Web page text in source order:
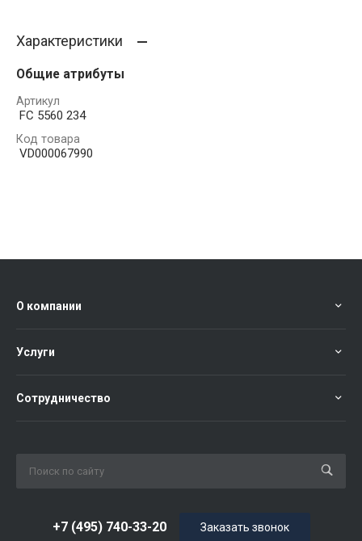
Характеристики
Общие атрибуты
Артикул
FC 5560 234
Код товара
VD000067990
О компании
Услуги
Сотрудничество
+7 (495) 740-33-20 Заказать звонок